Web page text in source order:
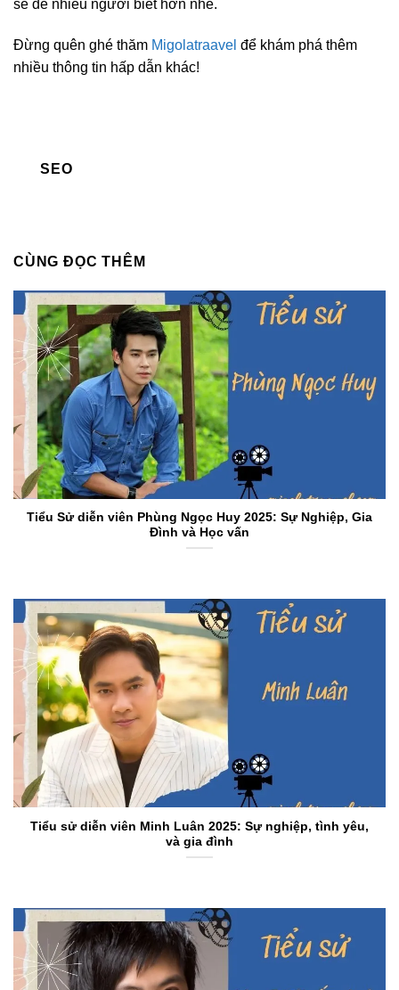
sẻ để nhiều người biết hơn nhé.
Đừng quên ghé thăm Migolatraavel để khám phá thêm
nhiều thông tin hấp dẫn khác!
SEO
CÙNG ĐỌC THÊM
Tiểu Sử diễn viên Phùng Ngọc Huy 2025: Sự Nghiệp, Gia
Đình và Học vấn
Tiểu sử diễn viên Minh Luân 2025: Sự nghiệp, tình yêu,
và gia đình